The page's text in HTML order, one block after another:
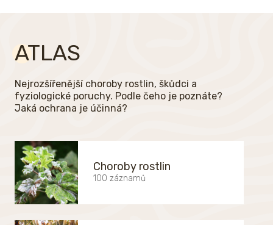
ATLAS
Nejrozšířenější choroby rostlin, škůdci a
fyziologické poruchy. Podle čeho je poznáte?
Jaká ochrana je účinná?
Choroby rostlin
100 záznamů